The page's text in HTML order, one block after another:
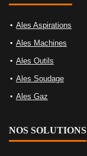
Ales Aspirations
Ales Machines
Ales Outils
Ales Soudage
Ales Gaz
NOS SOLUTIONS